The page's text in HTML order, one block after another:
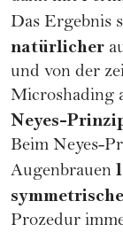
Das Ergebnis
natürlicher
und von der
Microshading
Neyes-
Beim Neyes-
Augenbrauen
Prozedur